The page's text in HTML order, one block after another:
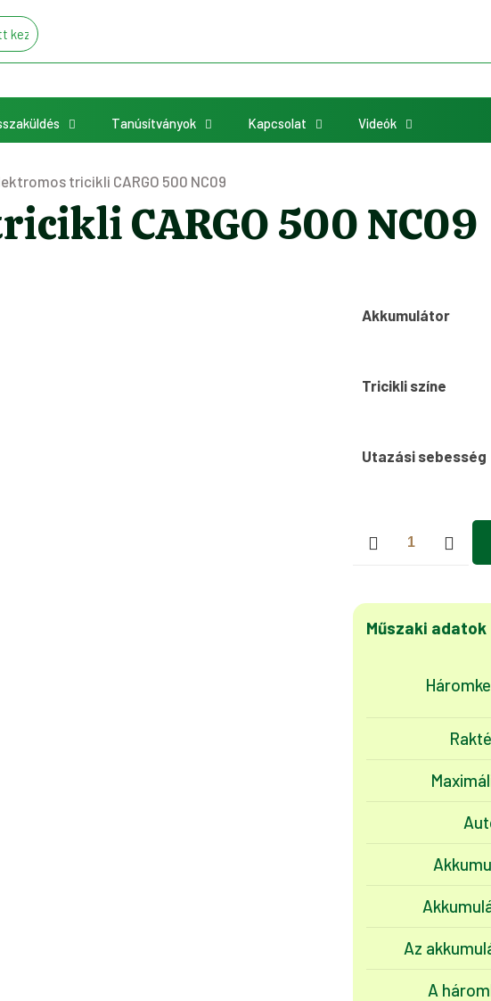
Tanúsítványok Kapcsolat Videók
tricikli CARGO 500 NC09
CARGO 500 NC09
Akkumulátor
Tricikli színe
Utazási sebesség
tricikli
500
NC09
Műszaki adatok
Az
A